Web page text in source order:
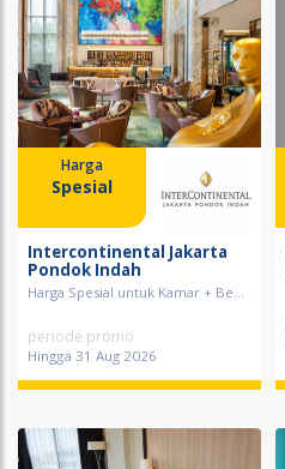
Harga
Spesial
Intercontinental Jakarta
Pondok Indah
Harga Spesial untuk Kamar + Be...
periode promo
Hingga 31 Aug 2026